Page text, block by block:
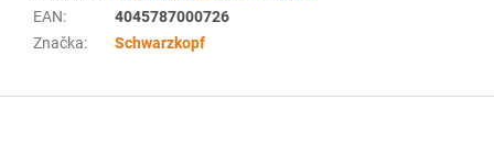
EAN:
4045787000726
Značka: Schwarzkopf